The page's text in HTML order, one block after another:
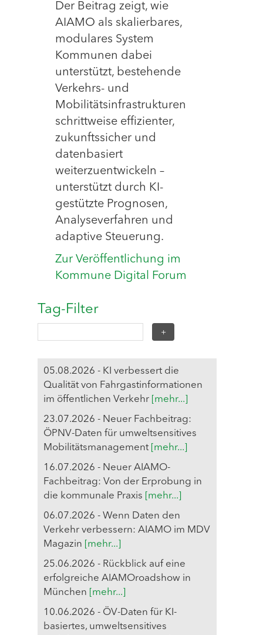
Der Beitrag zeigt, wie
AIAMO als skalierbares,
modulares System
Kommunen dabei
unterstützt, bestehende
Verkehrs- und
Mobilitätsinfrastrukturen
schrittweise effizienter,
zukunftssicher und
datenbasiert
weiterzuentwickeln –
unterstützt durch KI-
gestützte Prognosen,
Analyseverfahren und
adaptive Steuerung.
Zur Veröffentlichung im
Kommune Digital Forum
Tag-Filter
05.08.2026 - KI verbessert die
Qualität von Fahrgastinformationen
im öffentlichen Verkehr [mehr...]
23.07.2026 - Neuer Fachbeitrag:
ÖPNV-Daten für umweltsensitives
Mobilitätsmanagement [mehr...]
16.07.2026 - Neuer AIAMO-
Fachbeitrag: Von der Erprobung in
die kommunale Praxis
[mehr...]
06.07.2026 - Wenn Daten den
Verkehr verbessern: AIAMO im MDV
Magazin
[mehr...]
25.06.2026 - Rückblick auf eine
erfolgreiche AIAMOroadshow in
München
[mehr...]
10.06.2026 - ÖV-Daten für KI-
basiertes, umweltsensitives